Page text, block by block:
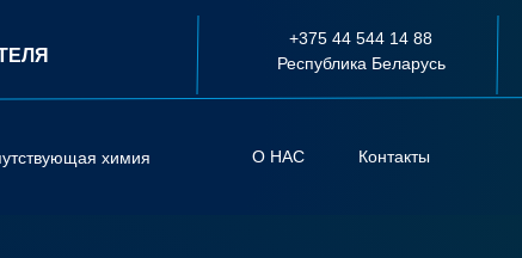
химия О НАС Контакты
+375 44 544 14 88
Республика Беларусь